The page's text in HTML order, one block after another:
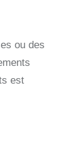
ou des
est